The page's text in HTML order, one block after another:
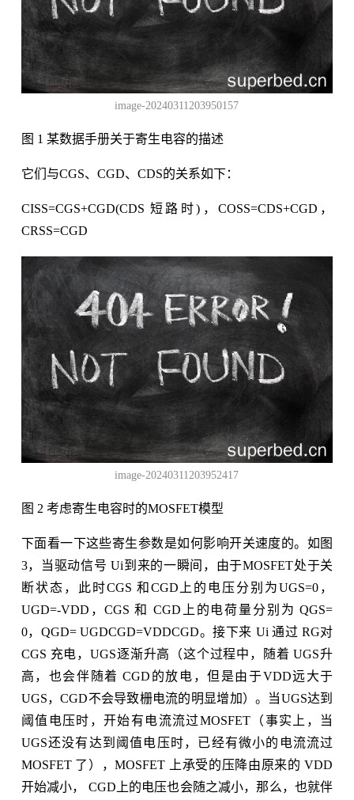
image-20240311203950157
图 1 某数据手册关于寄生电容的描述
它们与CGS、CGD、CDS的关系如下：
CISS=CGS+CGD(CDS 短路时)，COSS=CDS+CGD，
CRSS=CGD
image-20240311203952417
图 2 考虑寄生电容时的MOSFET模型
下面看一下这些寄生参数是如何影响开关速度的。如图
3，当驱动信号 Ui到来的一瞬间，由于MOSFET处于关
断状态，此时CGS 和CGD上的电压分别为UGS=0，
UGD=-VDD，CGS 和 CGD上的电荷量分别为 QGS=
0，QGD= UGDCGD=VDDCGD。接下来 Ui 通过 RG对
CGS 充电，UGS逐渐升高（这个过程中，随着 UGS升
高，也会伴随着 CGD的放电，但是由于VDD远大于
UGS，CGD不会导致栅电流的明显增加）。当UGS达到
阈值电压时，开始有电流流过MOSFET（事实上，当
UGS还没有达到阈值电压时，已经有微小的电流流过
MOSFET 了），MOSFET 上承受的压降由原来的 VDD
开始减小， CGD上的电压也会随之减小，那么，也就伴